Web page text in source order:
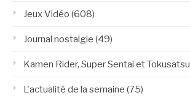
Jeux Vidéo (608)
Journal nostalgie (49)
Kamen Rider, Super Sentai et Tokusatsu
L'actualité de la semaine (75)